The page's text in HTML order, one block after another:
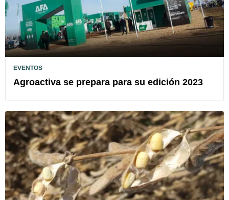
EVENTOS
Agroactiva se prepara para su edición 2023